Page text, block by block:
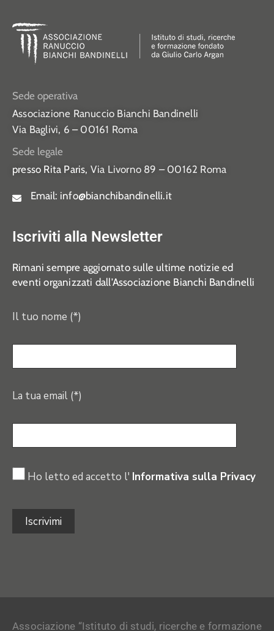
Sede operativa
Associazione Ranuccio Bianchi Bandinelli
Via Baglivi, 6 – 00161 Roma
Sede legale
presso Rita Paris, Via Livorno 89 – 00162 Roma
Email: info@bianchibandinelli.it
Iscriviti alla Newsletter
Rimani sempre aggiornato sulle ultime notizie ed
eventi organizzati dall’Associazione Bianchi Bandinelli
Il tuo nome (*)
La tua email (*)
Ho letto ed accetto l' Informativa sulla Privacy
Associazione “Istituto di studi, ricerche e formazione